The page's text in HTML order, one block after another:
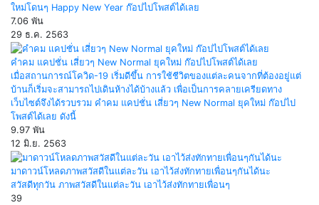
ใหม่โดนๆ Happy New Year ก๊อปไปโพสต์ได้เลย
7.06 พัน
29 ธ.ค. 2563
คำคม แคปชั่น เสี่ยวๆ New Normal ยุคใหม่ ก๊อปไปโพสต์ได้เลย
เมื่อสถานการณ์โควิด-19 เริ่มดีขึ้น การใช้ชีวิตของแต่ละคนจากที่ต้องอยู่แต่
บ้านก็เริ่มจะสามารถไปเดินห้างได้บ้างแล้ว เพื่อเป็นการคลายเครียดทาง
เว็บไซต์จึงได้รวบรวม คำคม แคปชั่น เสี่ยวๆ New Normal ยุคใหม่ ก๊อปไป
โพสต์ได้เลย ดังนี้
9.97 พัน
12 มิ.ย. 2563
มาดาวน์โหลดภาพสวัสดีในแต่ละวัน เอาไว้ส่งทักทายเพื่อนๆกันได้นะ
สวัสดีทุกวัน ภาพสวัสดีในแต่ละวัน เอาไว้ส่งทักทายเพื่อนๆ
39